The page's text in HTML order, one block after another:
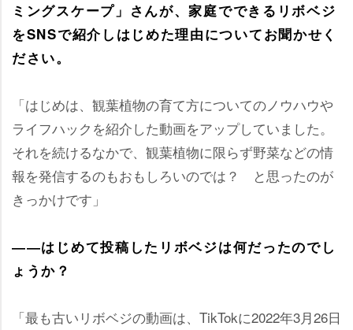
ミングスケープ」さんが、家庭でできるリボベジ
をSNSで紹介しはじめた理由についてお聞かせく
ださい。
「はじめは、観葉植物の育て方についてのノウハウ
ライフハックを紹介した動画をアップしていました。
それを続けるなかで、観葉植物に限らず野菜などの情
報を発信するのもおもしろいのでは？ と思ったのが
きっかけです」
――はじめて投稿したリボベジは何だったのでし
ょうか？
「最も古いリボベジの動画は、TikTokに2022年3月26日